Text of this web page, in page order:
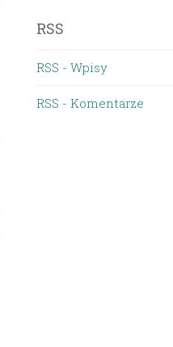
RSS
RSS - Wpisy
RSS - Komentarze